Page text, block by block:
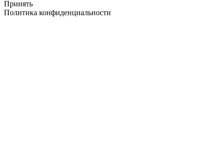
Принять
Политика конфиденциальности